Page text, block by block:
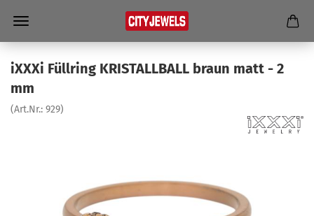
iXXXi Füll­ring KRIS­TALL­BALL braun matt - 2
mm
(Art.Nr.: 929)